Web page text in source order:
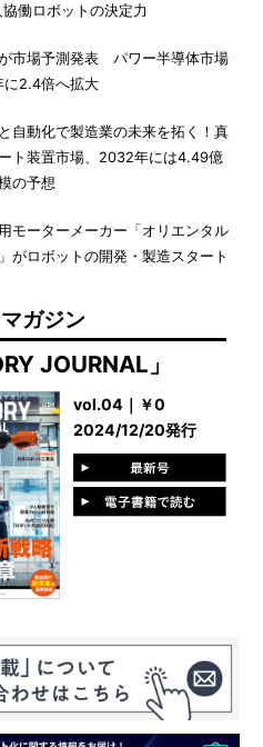
協働ロボットの決定力
市場予測発表 パワー半導体市場
2.4倍へ拡大
自動化で製造業の未来を拓く！真
ト装置市場、2032年には4.49億
の予想
モーターメーカー「オリエンタル
がロボットの開発・製造スタート
ガジン
JOURNAL」
vol.04｜￥0
2024/12/20発行